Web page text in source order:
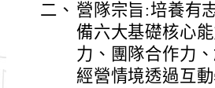
二、 營隊宗旨:培養有
備六大基礎核心
力、團隊合作力
經營情境透過互